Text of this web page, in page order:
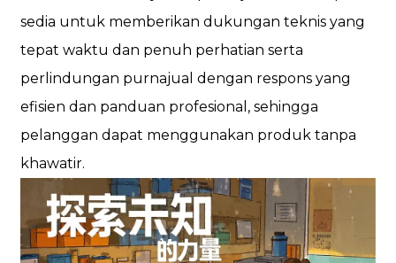
sedia untuk memberikan dukungan teknis yang
tepat waktu dan penuh perhatian serta
perlindungan purnajual dengan respons yang
efisien dan panduan profesional, sehingga
pelanggan dapat menggunakan produk tanpa
khawatir.